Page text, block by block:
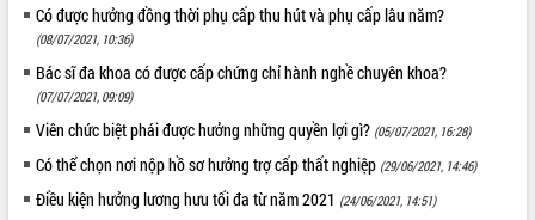
Có được hưởng đồng thời phụ cấp thu hút và phụ cấp lâu năm?
(08/07/2021, 10:36)
Bác sĩ đa khoa có được cấp chứng chỉ hành nghề chuyên khoa?
(07/07/2021, 09:09)
Viên chức biệt phái được hưởng những quyền lợi gì? (05/07/2021, 16:28)
Có thể chọn nơi nộp hồ sơ hưởng trợ cấp thất nghiệp (29/06/2021, 14:46)
Điều kiện hưởng lương hưu tối đa từ năm 2021 (24/06/2021, 14:51)